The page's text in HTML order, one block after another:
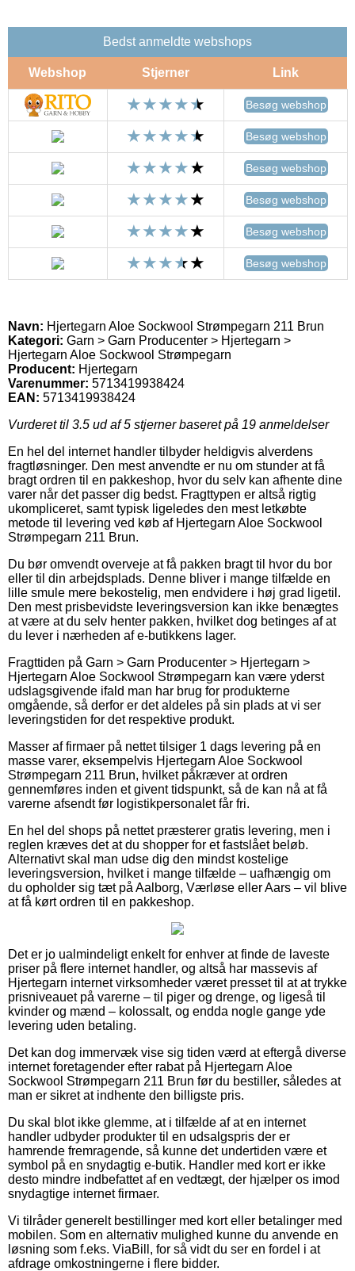
Bedst anmeldte webshops
Webshop Stjerner Link
Besøg webshop
Besøg webshop
Besøg webshop
Besøg webshop
Besøg webshop
Besøg webshop
Navn: Hjertegarn Aloe Sockwool Strømpegarn 211 Brun
Kategori: Garn > Garn Producenter > Hjertegarn >
Hjertegarn Aloe Sockwool Strømpegarn
Producent: Hjertegarn
Varenummer: 5713419938424
EAN: 5713419938424
Vurderet til 3.5 ud af 5 stjerner baseret på 19 anmeldelser
En hel del internet handler tilbyder heldigvis alverdens
fragtløsninger. Den mest anvendte er nu om stunder at få
bragt ordren til en pakkeshop, hvor du selv kan afhente dine
varer når det passer dig bedst. Fragttypen er altså rigtig
ukompliceret, samt typisk ligeledes den mest letkøbte
metode til levering ved køb af Hjertegarn Aloe Sockwool
Strømpegarn 211 Brun.
Du bør omvendt overveje at få pakken bragt til hvor du bor
eller til din arbejdsplads. Denne bliver i mange tilfælde en
lille smule mere bekostelig, men endvidere i høj grad ligetil.
Den mest prisbevidste leveringsversion kan ikke benægtes
at være at du selv henter pakken, hvilket dog betinges af at
du lever i nærheden af e-butikkens lager.
Fragttiden på Garn > Garn Producenter > Hjertegarn >
Hjertegarn Aloe Sockwool Strømpegarn kan være yderst
udslagsgivende ifald man har brug for produkterne
omgående, så derfor er det aldeles på sin plads at vi ser
leveringstiden for det respektive produkt.
Masser af firmaer på nettet tilsiger 1 dags levering på en
masse varer, eksempelvis Hjertegarn Aloe Sockwool
Strømpegarn 211 Brun, hvilket påkræver at ordren
gennemføres inden et givent tidspunkt, så de kan nå at få
varerne afsendt før logistikpersonalet får fri.
En hel del shops på nettet præsterer gratis levering, men i
reglen kræves det at du shopper for et fastslået beløb.
Alternativt skal man udse dig den mindst kostelige
leveringsversion, hvilket i mange tilfælde – uafhængig om
du opholder sig tæt på Aalborg, Værløse eller Aars – vil blive
at få kørt ordren til en pakkeshop.
Det er jo ualmindeligt enkelt for enhver at finde de laveste
priser på flere internet handler, og altså har massevis af
Hjertegarn internet virksomheder været presset til at at trykke
prisniveauet på varerne – til piger og drenge, og ligeså til
kvinder og mænd – kolossalt, og endda nogle gange yde
levering uden betaling.
Det kan dog immervæk vise sig tiden værd at eftergå diverse
internet foretagender efter rabat på Hjertegarn Aloe
Sockwool Strømpegarn 211 Brun før du bestiller, således at
man er sikret at indhente den billigste pris.
Du skal blot ikke glemme, at i tilfælde af at en internet
handler udbyder produkter til en udsalgspris der er
hamrende fremragende, så kunne det undertiden være et
symbol på en snydagtig e-butik. Handler med kort er ikke
desto mindre indbefattet af en vedtægt, der hjælper os imod
snydagtige internet firmaer.
Vi tilråder generelt bestillinger med kort eller betalinger med
mobilen. Som en alternativ mulighed kunne du anvende en
løsning som f.eks. ViaBill, for så vidt du ser en fordel i at
afdrage omkostningerne i flere bidder.